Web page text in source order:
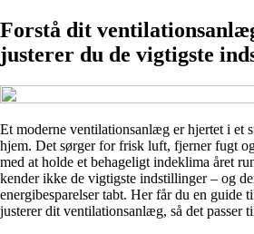
Forstå dit
justerer du de vigtigste
Et moderne ventilationsanlæg er hjertet i et
hjem. Det sørger for frisk luft, fjerner fugt
med at holde et behageligt indeklima året
kender ikke de vigtigste indstillinger – og
energibesparelser tabt. Her får du en guide
justerer dit ventilationsanlæg, så det passer